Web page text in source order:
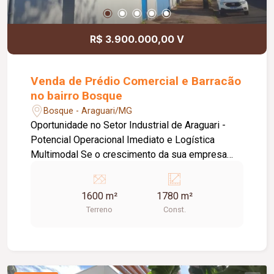
acesso às principais regiões da cidade.
R$ 3.900.000,00 V
Venda de Prédio Comercial e Barracão
no bairro Bosque
Bosque - Araguari/MG
Oportunidade no Setor Industrial de Araguari -
Potencial Operacional Imediato e Logística
Multimodal Se o crescimento da sua empresa
operacional e infraestrutura pronta, este ativo
imobiliário entrega a solução definitiva. Com
localização privilegiada no coração do Setor
1600 m²
Terreno
1780 m²
Const.